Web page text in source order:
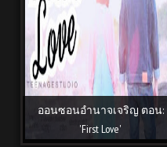
ออนซอนอำนาจเจริญ ตอน:
'First Love'